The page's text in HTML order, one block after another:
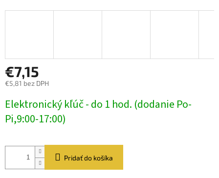
€7,15
€5,81 bez DPH
cena:
Elektronický kľúč - do 1 hod. (dodanie Po-
Pi,9:00-17:00)
Pridať do košíka